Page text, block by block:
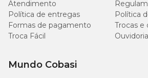
veterinário.
Pomada Cipro-Otic: dica de
orientações da Syntec. Mantenha a
Atendimento
Política de entregas
Política
Formas de pagamento
Trocas e
Troca Fácil
Ouvidoria
Mundo Cobasi